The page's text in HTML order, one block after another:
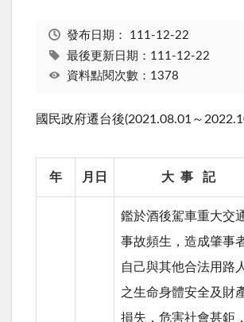
發布日期： 111-12-22
最後更新日期：111-12-22
資料點閱次數：1378
國民政府遷台後(2021.08.01～
年 月日 大 事 記
鑑於酒後駕車重大交
事故頻生，造成肇事
自己與其他合法用路人
之生命身體安全及財
損失，危害社會甚鉅，